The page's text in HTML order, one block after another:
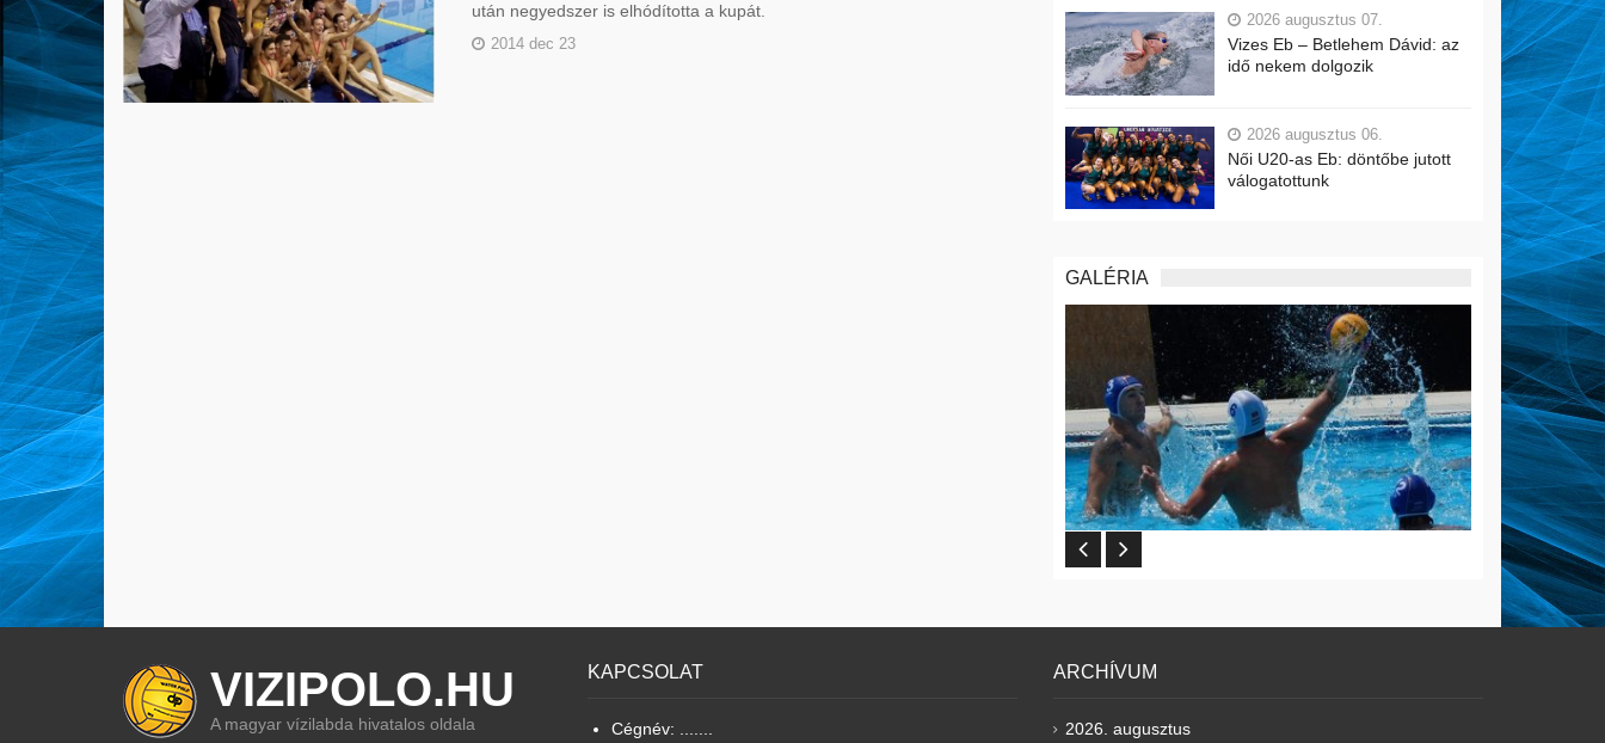
után negyedszer is elhódította a kupát.
2014 dec 23
2026 augusztus 07.
Vizes Eb – Betlehem Dávid: az
idő nekem dolgozik
2026 augusztus 06.
Női U20-as Eb: döntőbe jutott
válogatottunk
GALÉRIA
VIZIPOLO.HU
A magyar vízilabda hivatalos oldala
KAPCSOLAT
Cégnév: .......
ARCHÍVUM
2026. augusztus